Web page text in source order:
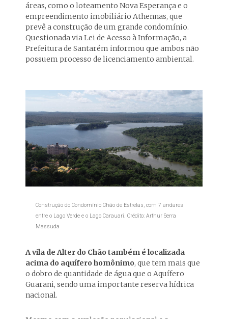
áreas, como o loteamento Nova Esperança e o
empreendimento imobiliário Athennas, que
prevê a construção de um grande condomínio.
Questionada via Lei de Acesso à Informação, a
Prefeitura de Santarém informou que ambos não
possuem processo de licenciamento ambiental.
Construção do Condomínio Chão de Estrelas, com 7 andares
entre o Lago Verde e o Lago Carauari. Crédito: Arthur Serra
Massuda
A vila de Alter do Chão também é localizada
acima do aquífero homônimo, que tem mais que
o dobro de quantidade de água que o Aquífero
Guarani, sendo uma importante reserva hídrica
nacional.